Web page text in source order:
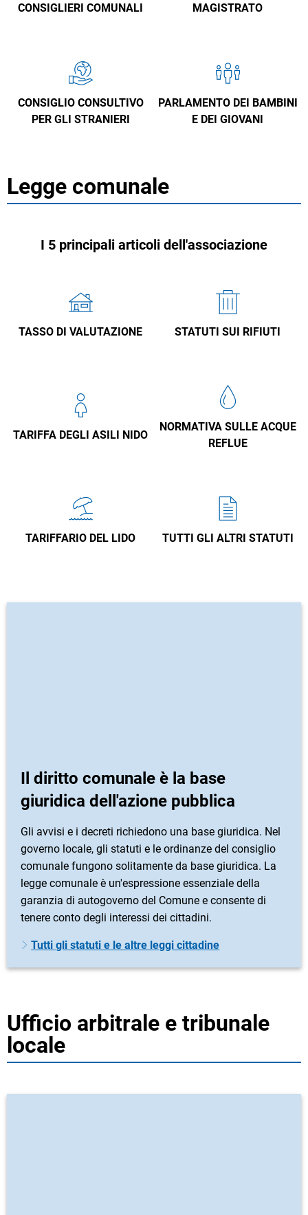
CONSIGLIERI COMUNALI MAGISTRATO
CONSIGLIO CONSULTIVO
PER GLI STRANIERI
PARLAMENTO DEI BAMBINI
E DEI GIOVANI
Legge comunale
I 5 principali articoli dell'associazione
TASSO DI VALUTAZIONE STATUTI SUI RIFIUTI
TARIFFA DEGLI ASILI NIDO
NORMATIVA SULLE ACQUE
REFLUE
TARIFFARIO DEL LIDO TUTTI GLI ALTRI STATUTI
Il diritto comunale è la base
giuridica dell'azione pubblica
Gli avvisi e i decreti richiedono una base giuridica. Nel
governo locale, gli statuti e le ordinanze del consiglio
comunale fungono solitamente da base giuridica. La
legge comunale è un'espressione essenziale della
garanzia di autogoverno del Comune e consente di
tenere conto degli interessi dei cittadini.
Tutti gli statuti e le altre leggi cittadine
Ufficio arbitrale e tribunale
locale